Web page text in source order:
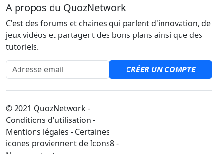
A propos du QuozNetwork
C'est des forums et chaines qui parlent d'innovation, de
jeux vidéos et partagent des bons plans ainsi que des
tutoriels.
Adresse email
CRÉER UN COMPTE
© 2021 QuozNetwork -
Conditions d'utilisation -
Mentions légales - Certaines
icones proviennent de Icons8 -